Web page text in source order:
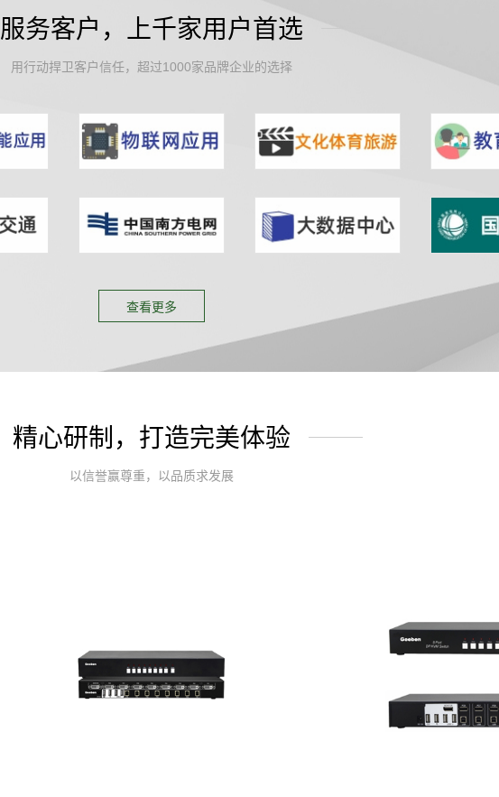
服务客户，上千家用户首选
用行动捍卫客户信任，超过1000家品牌企业的选择
查看更多
精心研制，打造完美体验
以信誉赢尊重，以品质求发展